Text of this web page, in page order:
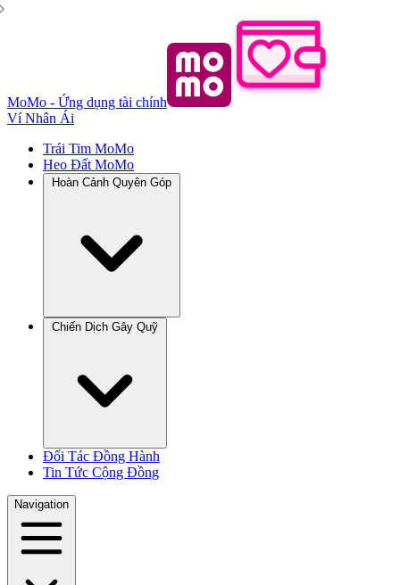
MoMo - Ứng dụng tài chính
Ví Nhân Ái
Trái Tim MoMo
Heo Đất MoMo
Hoàn Cảnh Quyên Góp
Chiến Dịch Gây Quỹ
Đối Tác Đồng Hành
Tin Tức Cộng Đồng
Navigation